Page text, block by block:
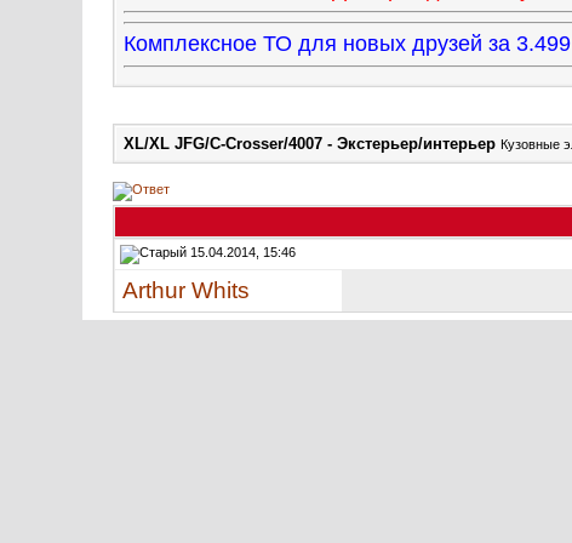
Комплексное ТО для новых друзей за
XL/XL JFG/C-Crosser/4007 - Экстерьер/интерьер Кузовные
15.04.2014, 15:46
Arthur Whits